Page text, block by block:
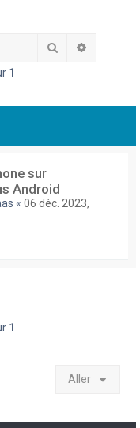
h
r
Rechercher
1
sur
Android
« 06 déc. 2023,
1
Aller